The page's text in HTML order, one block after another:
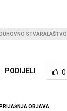
DUHOVNO STVARALAŠTVO
PODIJELI 0
PRIJAŠNJA OBJAVA